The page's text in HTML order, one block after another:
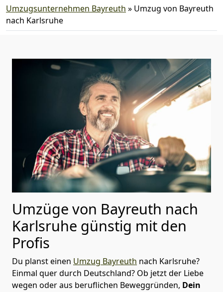
Umzugsunternehmen Bayreuth » Umzug von Bayreuth
nach Karlsruhe
Umzüge von Bayreuth nach
Karlsruhe günstig mit den
Profis
Du planst einen Umzug Bayreuth nach Karlsruhe?
Einmal quer durch Deutschland? Ob jetzt der Liebe
wegen oder aus beruflichen Beweggründen, Dein